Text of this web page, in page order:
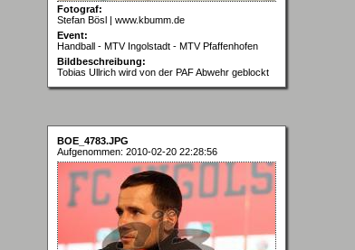
Fotograf:
Stefan Bösl | www.kbumm.de
Event:
Handball - MTV Ingolstadt - MTV Pfaffenhofen
Bildbeschreibung:
Tobias Ullrich wird von der PAF Abwehr geblockt
BOE_4783.JPG
Aufgenommen: 2010-02-20 22:28:56